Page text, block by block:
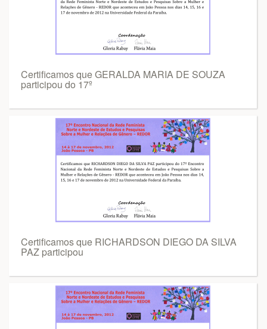
Certificamos que GERALDA MARIA DE SOUZA
participou do 17º
Certificamos que RICHARDSON DIEGO DA SILVA
PAZ participou